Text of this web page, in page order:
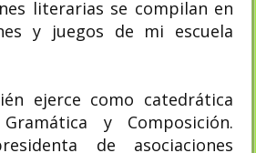
literarias se compilan en
y juegos de mi escuela
ejerce como catedrática
y Composición.
de asociaciones